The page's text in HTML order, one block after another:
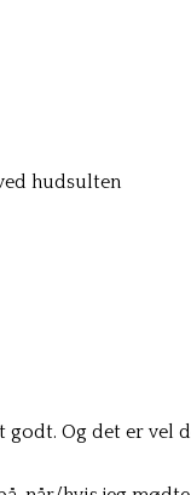
hudsulten
Og det er vel